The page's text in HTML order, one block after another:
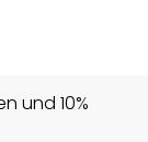
und 10%